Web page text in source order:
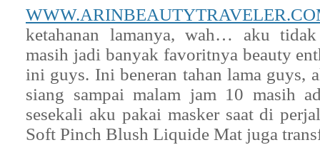
ketahanan lamanya, wah… aku
masih jadi banyak favoritnya beauty
ini guys. Ini beneran tahan lama guys,
siang sampai malam jam 10 masih
sesekali aku pakai masker saat di
Soft Pinch Blush Liquide Mat juga